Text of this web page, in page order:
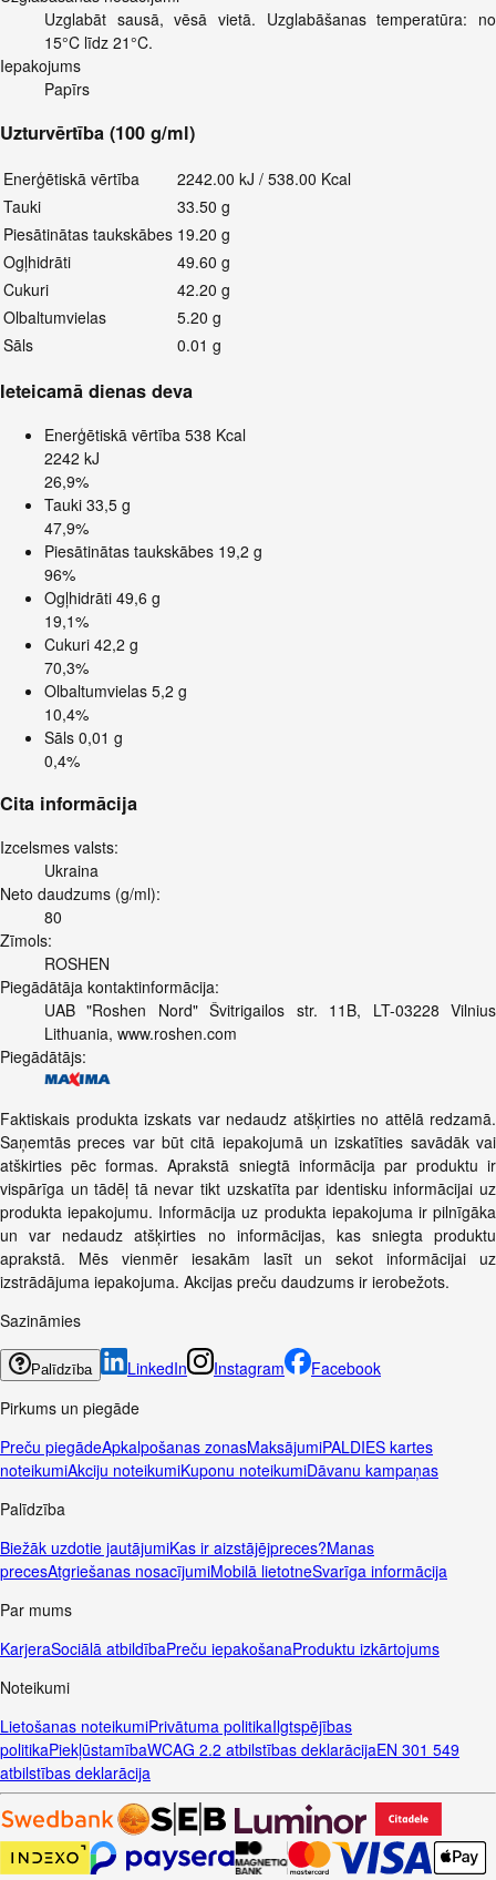
Uzglabāt sausā, vēsā vietā. Uzglabāšanas temperatūra: no
15°C līdz 21°C.
Iepakojums
Papīrs
Uzturvērtība (100 g/ml)
Enerģētiskā vērtība
2242.00 kJ / 538.00 Kcal
Tauki
33.50 g
Piesātinātas taukskābes 19.20 g
Ogļhidrāti
49.60 g
Cukuri
42.20 g
Olbaltumvielas
5.20 g
Sāls
0.01 g
Ieteicamā dienas deva
Enerģētiskā vērtība 538 Kcal
2242 kJ
26,9%
Tauki 33,5 g
47,9%
Piesātinātas taukskābes 19,2 g
96%
Ogļhidrāti 49,6 g
19,1%
Cukuri 42,2 g
70,3%
Olbaltumvielas 5,2 g
10,4%
Sāls 0,01 g
0,4%
Cita informācija
Izcelsmes valsts:
Ukraina
Neto daudzums (g/ml):
80
Zīmols:
ROSHEN
Piegādātāja kontaktinformācija:
UAB "Roshen Nord" Švitrigailos str. 11B, LT-03228 Vilnius
Lithuania, www.roshen.com
Piegādātājs:
Faktiskais produkta izskats var nedaudz atšķirties no attēlā redzamā.
Saņemtās preces var būt citā iepakojumā un izskatīties savādāk vai
atškirties pēc formas. Aprakstā sniegtā informācija par produktu ir
vispārīga un tādēļ tā nevar tikt uzskatīta par identisku informācijai uz
produkta iepakojumu. Informācija uz produkta iepakojuma ir pilnīgāka
un var nedaudz atšķirties no informācijas, kas sniegta produktu
aprakstā. Mēs vienmēr iesakām lasīt un sekot informācijai uz
izstrādājuma iepakojuma. Akcijas preču daudzums ir ierobežots.
Sazināmies
Palīdzība LinkedIn Instagram
Facebook
Pirkums un piegāde
Preču piegādeApkalpošanas zonasMaksājumiPALDIES kartes
noteikumiAkciju noteikumiKuponu noteikumiDāvanu kampaņas
Palīdzība
Biežāk uzdotie jautājumiKas ir aizstājējpreces?Manas
precesAtgriešanas nosacījumiMobilā lietotneSvarīga informācija
Par mums
KarjeraSociālā atbildībaPreču iepakošanaProduktu izkārtojums
Noteikumi
Lietošanas noteikumiPrivātuma politikaIlgtspējības
politikaPiekļūstamībaWCAG 2.2 atbilstības deklarācijaEN 301 549
atbilstības deklarācija